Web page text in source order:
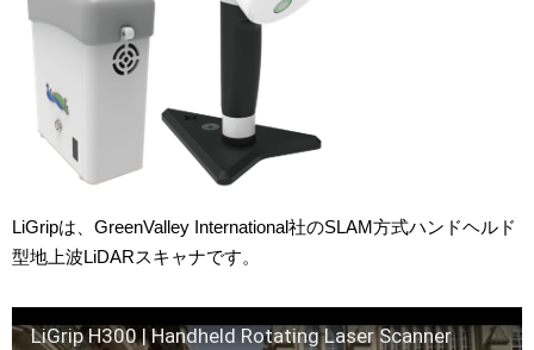
LiGripは、GreenValley International社のSLAM方式ハンドヘルド
型地上波LiDARスキャナです。
LiGrip H300 | Handheld Rotating Laser Scanner